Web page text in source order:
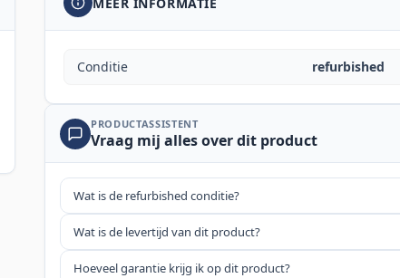
Conditie refurbished
PRODUCTASSISTENT
Vraag mij alles over dit product
Wat is de refurbished conditie?
Wat is de levertijd van dit product?
Hoeveel garantie krijg ik op dit product?